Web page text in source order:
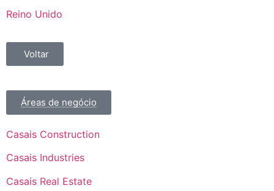
Reino Unido
Voltar
Áreas de negócio
Casais Construction
Casais Industries
Casais Real Estate